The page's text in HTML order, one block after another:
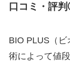
口コミ・評
BIO PLUS（
術によって値